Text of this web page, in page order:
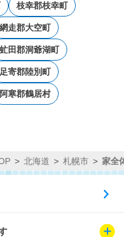
枝幸郡枝幸町
網走郡大空町
虻田郡洞爺湖町
足寄郡陸別町
阿寒郡鶴居村
北海道 札幌市 家全